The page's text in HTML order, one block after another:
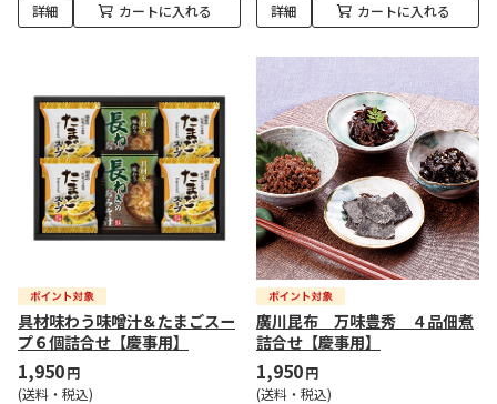
詳細 カートに入れる 詳細 カートに入れる
具材味わう味噌汁＆たまごスー
プ６個詰合せ【慶事用】
1,950円
(送料・税込)
廣川昆布 万味豊秀 ４品佃煮
詰合せ【慶事用】
1,950円
(送料・税込)